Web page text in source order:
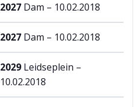
2027 Dam – 10.02.2018
2027 Dam – 10.02.2018
2029 Leidseplein –
10.02.2018